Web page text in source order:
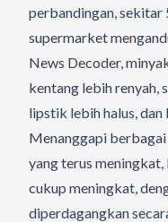
perbandingan, sekitar
supermarket
News Decoder,
kentang lebih renyah,
lipstik lebih halus, dan
Menanggapi berbagai
yang terus
cukup meningkat,
diperdagangkan